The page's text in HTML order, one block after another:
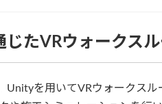
じたVRウォークスル
Unityを用いてVRウォークス